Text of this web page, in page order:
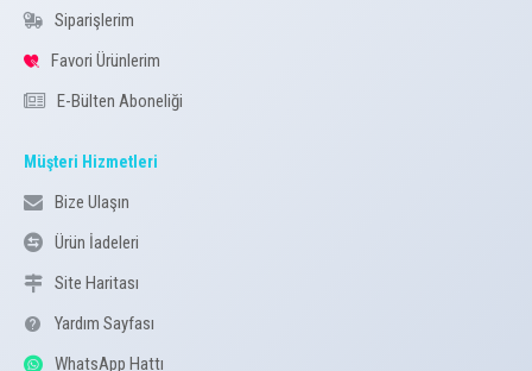
Siparişlerim
Favori Ürünlerim
E-Bülten Aboneliği
Müşteri Hizmetleri
Bize Ulaşın
Ürün İadeleri
Site Haritası
Yardım Sayfası
WhatsApp Hattı